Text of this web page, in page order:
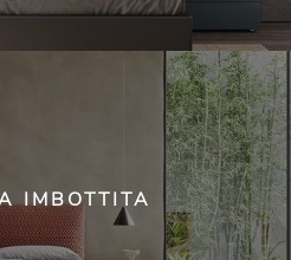
IMBOTTITA